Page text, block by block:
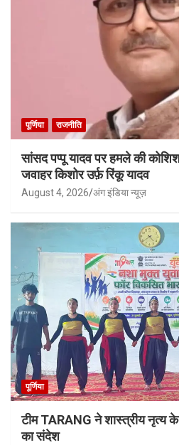
पूर्णिया राजनीति
सांसद पप्पू यादव पर हमले की
जवाहर किशोर उर्फ़ रिंकू यादव
August 4, 2026 अंग इंडिया न्यूज़
पूर्णिया
टीम TARANG ने शास्त्रीय नृत्य के
का संदेश